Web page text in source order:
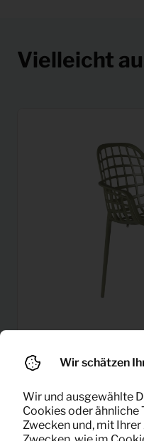
Vielleicht
Gartenstuhl
(grün)
Wir schätzen
Wir und ausgewählte
Cookies oder ähnliche
Zwecken und, mit